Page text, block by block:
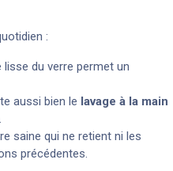
:
lisse du verre permet un
aussi bien le lavage à la main
.
saine qui ne retient ni les
précédentes.